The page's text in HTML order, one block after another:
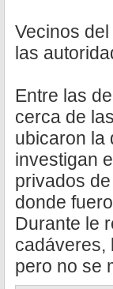
Vecinos
las
Entre las
cerca de
ubicaron la
investigan
privados
donde
Durante le
cadáveres,
pero no se